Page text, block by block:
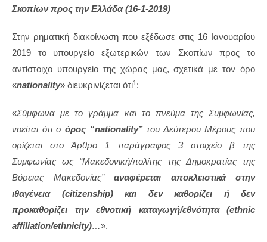
Σκοπίων προς την Ελλάδα (16-1-2019)
Στην ρηματική διακοίνωση που εξέδωσε στις 16 Ιανουαρίου
2019 το υπουργείο εξωτερικών των Σκοπίων προς το
αντίστοιχο υπουργείο της χώρας μας, σχετικά με τον όρο
«nationality» διευκρινίζεται ότι1 :
«Σύμφωνα με το γράμμα και το πνεύμα της Συμφωνίας,
νοείται ότι ο όρος “nationality”του Δεύτερου Μέρους που
ορίζεται στο Άρθρο 1 παράγραφος 3 στοιχείο β της
Συμφωνίας ως “Μακεδονική/πολίτης της Δημοκρατίας της
Βόρειας Μακεδονίας” αναφέρεται αποκλειστικά στην
ιθαγένεια (citizenship)και δεν καθορίζει ή δεν
προκαθορίζει την εθνοτική καταγωγή/εθνότητα (ethnic
affiliation/ethnicity)…».